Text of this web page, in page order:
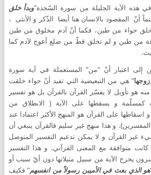
هذه الآية الجليلة من سورة السّجدة”وبدأ خلق
أنّ المقصود بالانسان هنا أيضا الذّكر و الأنثى ،
حواء من طين، فكما أنّ آدم مخلوق من طين
من طين و لم تخلق قطّ من ضلع أعوج لآدم كما
إلى اعتبار أنّ “من” المستعملة في آية سورة
زوجها” هي من التبعيضية التي تفيد أنّ حواء خلقت
هو تأويل لا يفسّر القرآن بالقرآن بل هو تفسير
كمسلّمة و يسقطها على الآية ( الانطلاق من
اسقاطها على القرآن هو المنهج الأكثر اعتمادا عند
المفسرين). و هذا منهج غير سليم فالقرآن ينبغي أن
غير القرآن و لا يمكن تدعيم التفسير المتوصل
كانت متوافقة مع المعنى القرآني. و هذا التفسبر
يخرج الآية من سبيل مثيلاتها دون أيّ سبب أو
هو الذي بعث في الأميبن رسولاً من انفسهم” فكيف